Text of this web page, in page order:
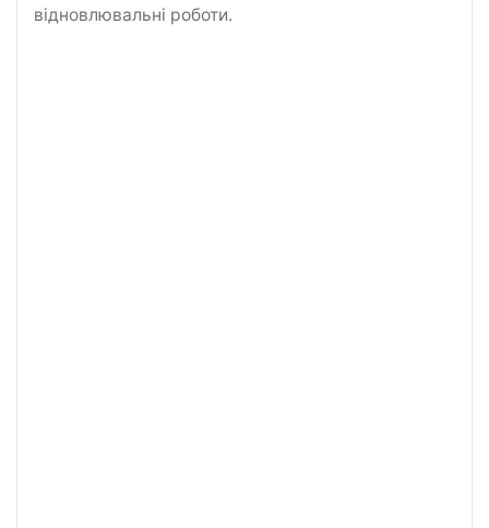
відновлювальні роботи.